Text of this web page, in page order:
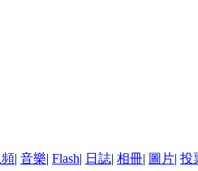
| 音樂| Flash| 日誌| 相冊| 圖片| 投